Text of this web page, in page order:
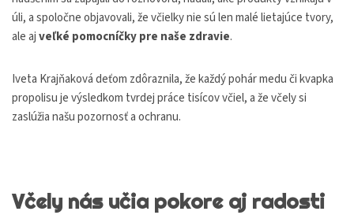
úli, a spoločne objavovali, že včielky nie sú len malé lietajúce tvory,
ale ajveľké pomocníčky pre naše zdravie.
Iveta Krajňaková deťom zdôraznila, že každý pohár medu či kvapka
propolisu je výsledkom tvrdej práce tisícov včiel, a že včely si
zaslúžia našu pozornosť a ochranu.
Včely nás učia pokore aj radosti